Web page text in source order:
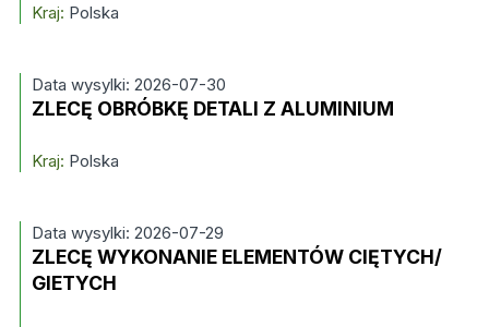
Kraj: Polska
Data wysylki: 2026-07-30
ZLECĘ OBRÓBKĘ DETALI Z ALUMINIUM
Kraj: Polska
Data wysylki: 2026-07-29
ZLECĘ WYKONANIE ELEMENTÓW CIĘTYCH/
GIETYCH